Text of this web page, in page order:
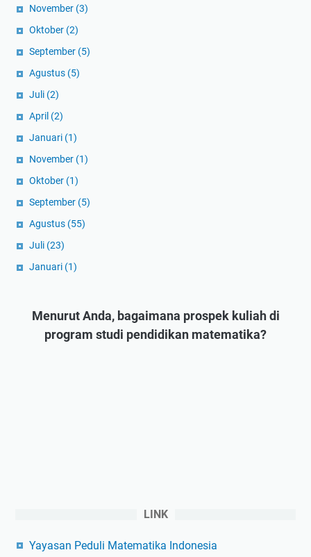
November (3)
Oktober (2)
September (5)
Agustus (5)
Juli (2)
April (2)
Januari (1)
November (1)
Oktober (1)
September (5)
Agustus (55)
Juli (23)
Januari (1)
Menurut Anda, bagaimana prospek kuliah di
program studi pendidikan matematika?
LINK
Yayasan Peduli Matematika Indonesia